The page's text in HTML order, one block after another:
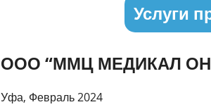
Услуги
ООО “ММЦ МЕДИКАЛ ОН
Уфа, Февраль 2024